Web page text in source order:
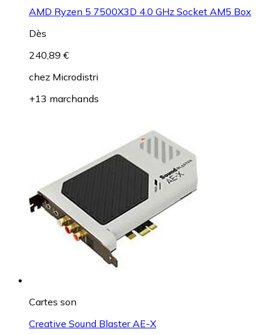
AMD Ryzen 5 7500X3D 4.0 GHz Socket AM5 Box
Dès
240,89 €
chez Microdistri
+13 marchands
Cartes son
Creative Sound Blaster AE-X